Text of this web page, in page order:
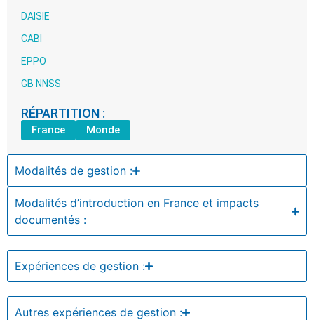
DAISIE
CABI
EPPO
GB NNSS
RÉPARTITION :
France Monde
Modalités de gestion :
Modalités d’introduction en France et impacts
documentés :
Expériences de gestion :
Autres expériences de gestion :